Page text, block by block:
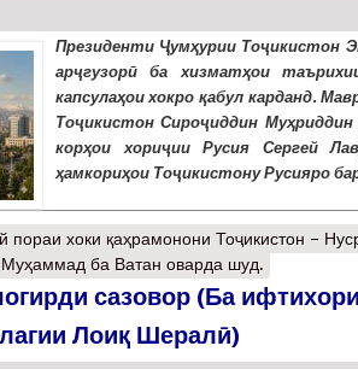
Президенти Ҷумҳурии Тоҷикистон
арҷгузорӣ ба хизматҳои
капсулаҳои хокро қабул карданд.
Тоҷикистон Сироҷиддин
корҳои хориҷии Русия Сергей
ҳамкориҳои Тоҷикистону Русияро
хоки қаҳрамонони Тоҷикистон –
ба Ватан оварда шуд.
сазовор (Ба
Лоиқ Шералӣ)